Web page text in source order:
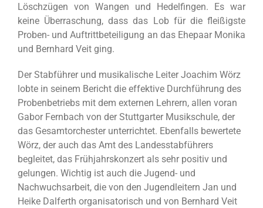
Löschzügen von Wangen und Hedelfingen. Es war
keine Überraschung, dass das Lob für die fleißigste
Proben- und Auftrittbeteiligung an das Ehepaar Monika
und Bernhard Veit ging.
Der Stabführer und musikalische Leiter Joachim Wörz
lobte in seinem Bericht die effektive Durchführung des
Probenbetriebs mit dem externen Lehrern, allen voran
Gabor Fernbach von der Stuttgarter Musikschule, der
das Gesamtorchester unterrichtet. Ebenfalls bewertete
Wörz, der auch das Amt des Landesstabführers
begleitet, das Frühjahrskonzert als sehr positiv und
gelungen. Wichtig ist auch die Jugend- und
Nachwuchsarbeit, die von den Jugendleitern Jan und
Heike Dalferth organisatorisch und von Bernhard Veit